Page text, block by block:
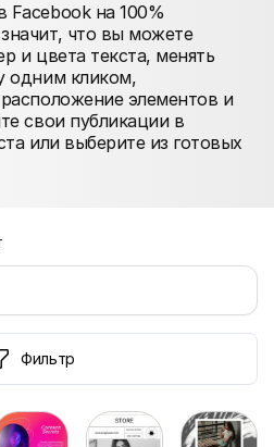
на 100%
что вы можете
и цвета текста, менять
одним кликом,
элементов и
свои публикации в
или выберите из готовых
Фильтр